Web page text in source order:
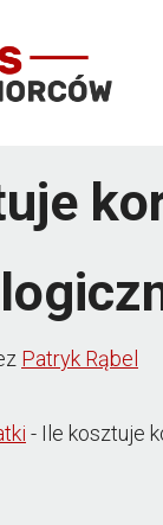
Patryk Rąbel
- Ile kosztuje